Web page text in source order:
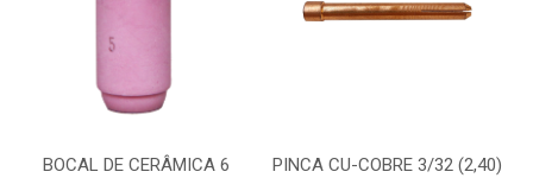
BOCAL DE CERÂMICA 6
PINCA CU-COBRE 3/32 (2,40)